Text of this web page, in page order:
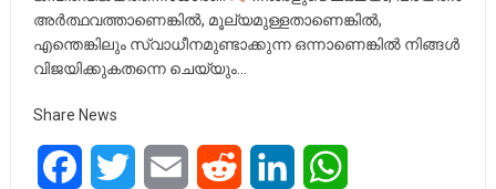
അര്‍ത്ഥവത്താണെങ്കില്‍, മൂല്യമുള്ളതാണെങ്കില്‍,
എന്തെങ്കിലും സ്വാധീനമുണ്ടാക്കുന്ന ഒന്നാണെങ്കിൽ നിങ്ങള്‍
വിജയിക്കുകതന്നെ ചെയ്യും…
Share News
FacebookTwitter Email Reddit LinkedIn